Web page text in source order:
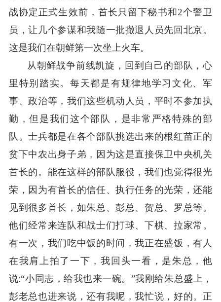
战协定正式生效前，首长只留下秘书和2个警卫
员，让几个参谋和我随一批撤退人员先回北京。
这是我们在朝鲜第一次坐上火车。
从朝鲜战争前线凯旋，回到自己的部队，心
里特别踏实。每天都是有规律地学习文化、军
事、政治等，我们这些机动人员，平时不参加执
勤，但是我们这个部队，是非常严格特殊的部
队。士兵都是在各个部队挑选出来的根红苗正的
贫下中农出身子弟，因为这是直接保卫中央机关
首长的。能在这样的部队服役，我们也觉得很光
荣，因为有首长的信任、执行任务的光荣，还能
见到很多首长，如朱总、彭总、贺总、罗总等。
他们经常来连队和战士们打球、下棋、拉家常。
有一次，我们吃中饭的时间，我正在盛饭，有人
在我肩上拍了一下，我回头一看，是朱总，他
说:“小同志，给我也来一碗。”我刚给朱总盛上，
彭老总也进来说，还有我呢，我忙说，好的。正